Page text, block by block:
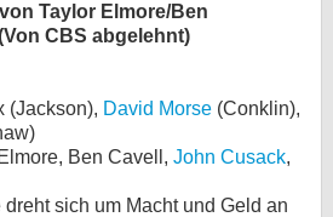
Taylor Elmore/Ben
CBS abgelehnt)
(Jackson), David Morse (Conklin),
Ben Cavell, John Cusack,
sich um Macht und Geld an